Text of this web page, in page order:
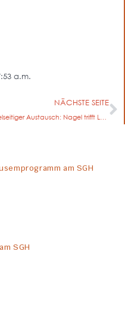
a.m.
NÄCHSTE SEITE
Vielseitiger Austausch: Nagel trifft Lehrerinnen und Lehrer
am SGH
SGH